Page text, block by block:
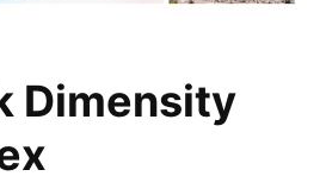
Dimensity